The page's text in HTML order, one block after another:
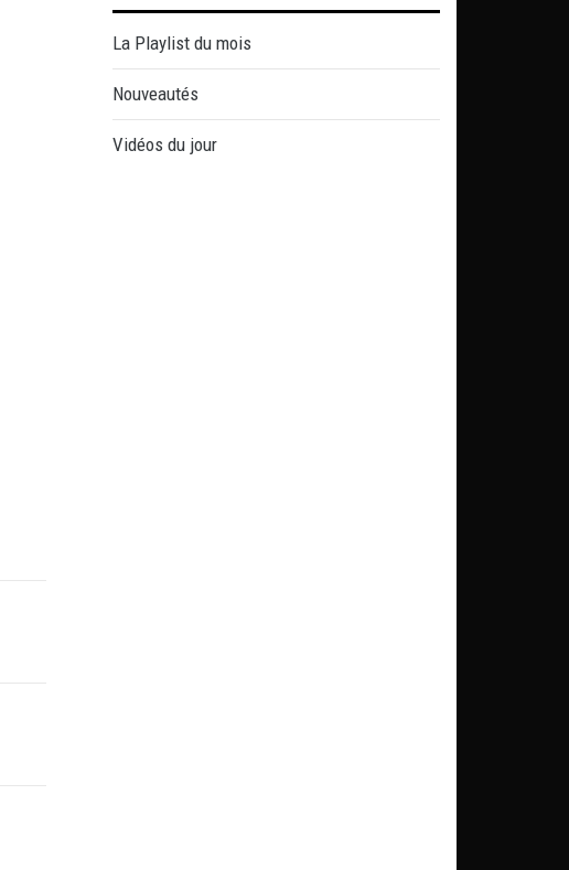
La Playlist du mois
Nouveautés
Vidéos du jour